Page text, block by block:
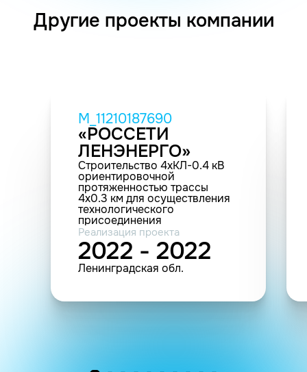
Другие проекты компании
M_11210187690
«РОССЕТИ
ЛЕНЭНЕРГО»
Строительство 4хКЛ-0.4 кВ
ориентировочной
протяженностью трассы
4х0.3 км для осуществления
технологического
присоединения
энергопринимающих
устройств заявителя ООО
"Спецзастройщик ЛО 1" по
адресу: ЛО, Всеволожский
район, Лесколовское с.п., д.
Реализация проекта
2022 - 2022
Ленинградская обл.